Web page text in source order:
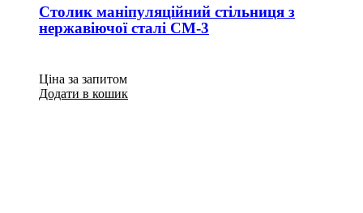
Столик маніпуляційний стільниця з
нержавіючої сталі СМ-3
Ціна за запитом
Додати в кошик